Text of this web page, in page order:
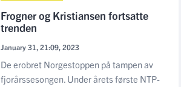
Frogner og Kristiansen fortsatte
trenden
January 31, 21:09, 2023
De erobret Norgestoppen på tampen av
fjorårssesongen. Under årets første NTP-